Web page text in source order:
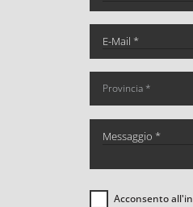
Acconsento